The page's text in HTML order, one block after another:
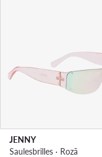
JENNY
Saulesbrilles · Rozā